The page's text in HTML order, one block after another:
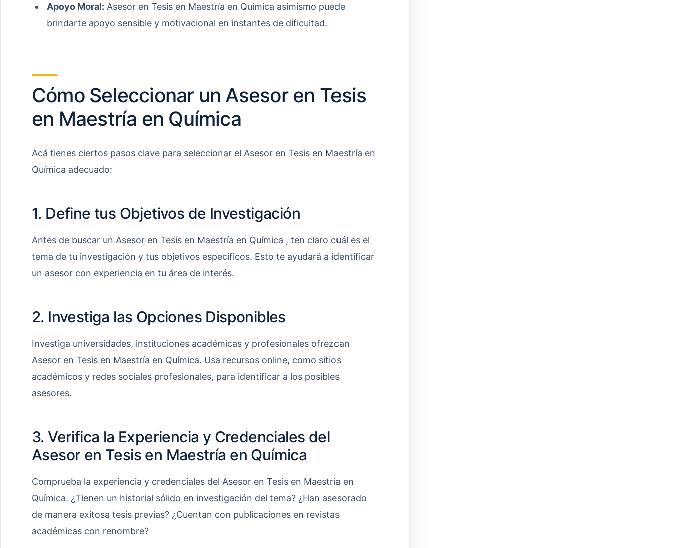
Apoyo Moral: Asesor en Tesis en Maestría en Química asimismo puede
brindarte apoyo sensible y motivacional en instantes de dificultad.
Cómo Seleccionar un Asesor en Tesis
en Maestría en Química
Acá tienes ciertos pasos clave para seleccionar el Asesor en Tesis en Maestría en
Química adecuado:
1. Define tus Objetivos de Investigación
Antes de buscar un Asesor en Tesis en Maestría en Química , ten claro cuál es el
tema de tu investigación y tus objetivos específicos. Esto te ayudará a identificar
un asesor con experiencia en tu área de interés.
2. Investiga las Opciones Disponibles
Investiga universidades, instituciones académicas y profesionales ofrezcan
Asesor en Tesis en Maestría en Química. Usa recursos online, como sitios
académicos y redes sociales profesionales, para identificar a los posibles
asesores.
3. Verifica la Experiencia y Credenciales del
Asesor en Tesis en Maestría en Química
Comprueba la experiencia y credenciales del Asesor en Tesis en Maestría en
Química. ¿Tienen un historial sólido en investigación del tema? ¿Han asesorado
de manera exitosa tesis previas? ¿Cuentan con publicaciones en revistas
académicas con renombre?